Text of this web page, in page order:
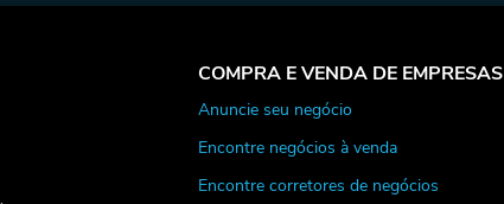
COMPRA E VENDA DE EMPRESAS
Anuncie seu negócio
Encontre negócios à venda
Encontre corretores de negócios